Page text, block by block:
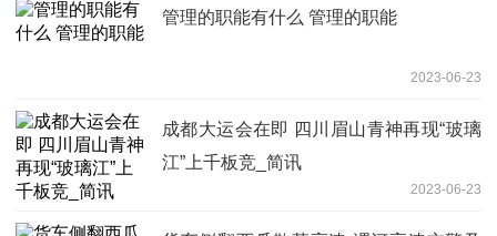
管理的职能有什么 管理的职能
2023-06-23
成都大运会在即 四川眉山青神再现“玻璃
江”上千板竞_简讯
2023-06-23